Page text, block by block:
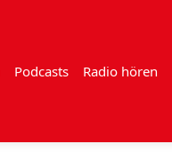
Podcasts Radio hören